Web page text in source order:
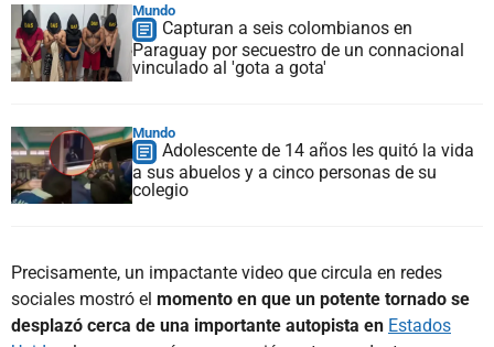
Mundo
Capturan a seis colombianos en
Paraguay por secuestro de un connacional
vinculado al 'gota a gota'
Mundo
Adolescente de 14 años les quitó la vida
a sus abuelos y a cinco personas de su
colegio
Precisamente, un impactante video que circula en redes
sociales mostró el momento en que un potente tornado se
desplazó cerca de una importante autopista en Estados